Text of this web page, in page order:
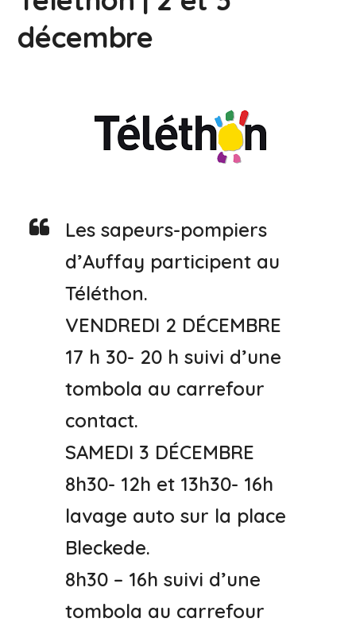
décembre
Les sapeurs-pompiers
d’Auffay participent au
Téléthon.
VENDREDI 2 DÉCEMBRE
17 h 30- 20 h suivi d’une
tombola au carrefour
contact.
SAMEDI 3 DÉCEMBRE
8h30- 12h et 13h30- 16h
lavage auto sur la place
Bleckede.
8h30 – 16h suivi d’une
tombola au carrefour